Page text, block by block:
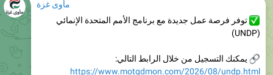
يمكنك التسجيل من خلال الرابط التالي:
موقع المتقدمون